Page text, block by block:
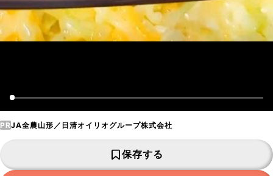
PRJA全農山形／日清オイリオグループ株式会社
保存する